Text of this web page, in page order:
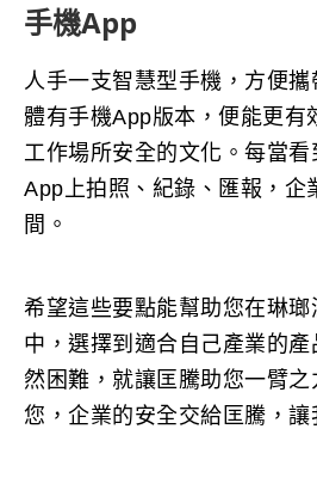
手機App
人手一支智慧型手機，方便
體有手機App版本，便能更有
工作場所安全的文化。每當
App上拍照、紀錄、匯報，企
間。
希望這些要點能幫助您在琳
中，選擇到適合自己產業的
然困難，就讓匡騰助您一臂
您，企業的安全交給匡騰，讓